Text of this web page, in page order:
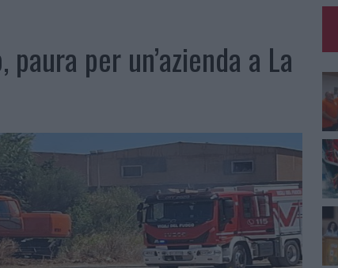
PARTECIPAZIONE PER IL SUO RACCONTO
per un’azienda a La